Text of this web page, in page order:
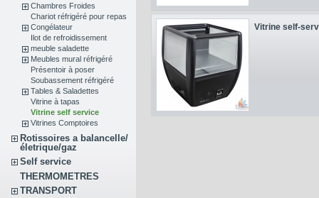
Chambres Froides
Chariot réfrigéré pour repas
Congélateur
Ilot de refroidissement
meuble saladette
Meubles mural réfrigéré
Présentoir à poser
Soubassement réfrigéré
Tables & Saladettes
Vitrine à tapas
Vitrine self service
Vitrines Comptoires
Rotissoires a balancelle/
életrique/gaz
Self service
THERMOMETRES
TRANSPORT
Vitrine self-